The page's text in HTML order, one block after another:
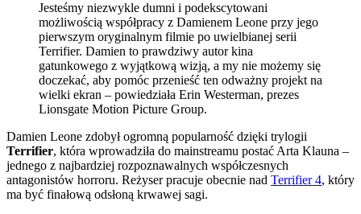
Jesteśmy niezwykle dumni i podekscytowani
możliwością współpracy z Damienem Leone przy jego
pierwszym oryginalnym filmie po uwielbianej serii
Terrifier. Damien to prawdziwy autor kina
gatunkowego z wyjątkową wizją, a my nie możemy się
doczekać, aby pomóc przenieść ten odważny projekt na
wielki ekran – powiedziała Erin Westerman, prezes
Lionsgate Motion Picture Group.
Damien Leone zdobył ogromną popularność dzięki trylogii
Terrifier, która wprowadziła do mainstreamu postać Arta Klauna –
jednego z najbardziej rozpoznawalnych współczesnych
antagonistów horroru. Reżyser pracuje obecnie nad Terrifier 4, który
ma być finałową odsłoną krwawej sagi.